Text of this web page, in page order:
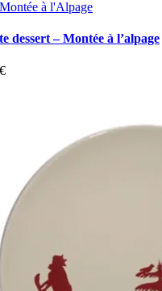
Montée à l'Alpage
dessert – Montée à l’alpage
€